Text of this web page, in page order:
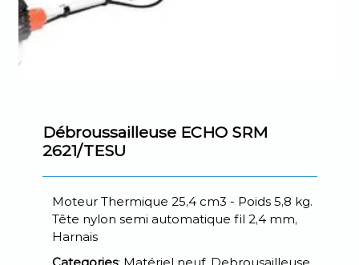
Débroussailleuse ECHO SRM
2621/TESU
Moteur Thermique 25,4 cm3 - Poids 5,8 kg.
Tête nylon semi automatique fil 2,4 mm,
Harnais